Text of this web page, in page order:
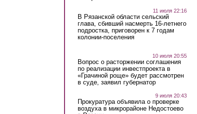
11 июля 22:16
В Рязанской области сельский
глава, сбивший насмерть 16-летнего
подростка, приговорен к 7 годам
колонии-поселения
10 июля 20:55
Вопрос о расторжении соглашения
по реализации инвестпроекта в
«Грачиной роще» будет рассмотрен
в суде, заявил губернатор
9 июля 20:43
Прокуратура объявила о проверке
воздуха в микрорайоне Недостоево